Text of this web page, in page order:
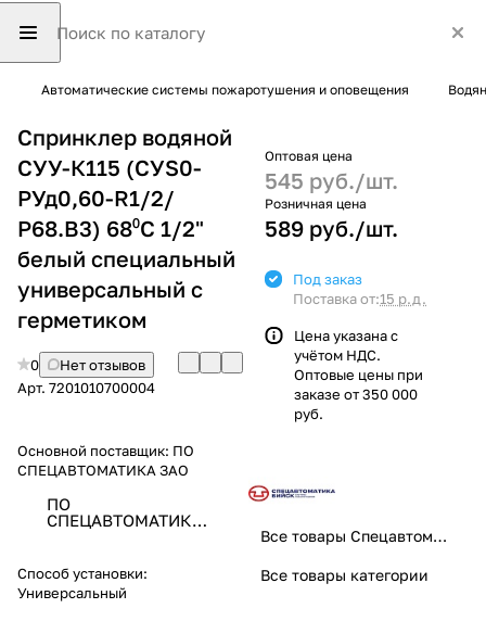
Автоматические системы пожаротушения и оповещения
Спринклер водяной
СУУ-К115 (СУS0-
РУд0,60-R1/2/
Р68.В3) 68⁰С 1/2"
белый специальный
универсальный с
герметиком
0
Нет отзывов
Арт. 7201010700004
Основной поставщик: ПО
СПЕЦАВТОМАТИКА ЗАО
ПО
СПЕЦАВТОМАТИКА
Способ установки:
Универсальный
Оптовая цена
545 руб./шт.
Розничная цена
589 руб./шт.
Под заказ
Поставка от:15 р.д.
Цена указана с
учётом НДС.
Оптовые цены при
заказе от 350 000
руб.
Все товары Спецавтоматика
Все товары категории